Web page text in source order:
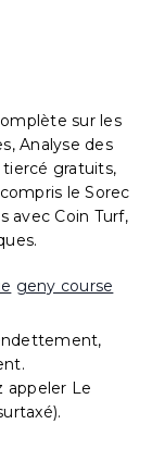
sur les
Analyse des
gratuits,
le Sorec
avec Coin Turf,
geny course
appeler Le